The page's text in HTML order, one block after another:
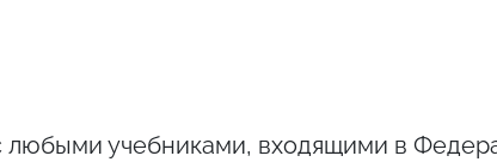
любыми учебниками, входящими в